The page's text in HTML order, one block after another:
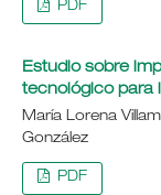
PDF
Estudio sobre
tecnológico para
María Lorena
González
PDF